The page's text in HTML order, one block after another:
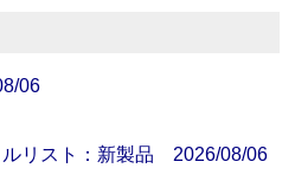
06
ルリスト：新製品 2026/08/06